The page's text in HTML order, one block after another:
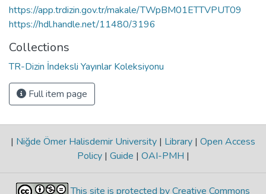
https://app.trdizin.gov.tr/makale/TWpBM01ETTVPUT09
https://hdl.handle.net/11480/3196
Collections
TR-Dizin İndeksli Yayınlar Koleksiyonu
Full item page
| Niğde Ömer Halisdemir University | Library | Open Access
Policy | Guide | OAI-PMH |
This site is protected by Creative Commons